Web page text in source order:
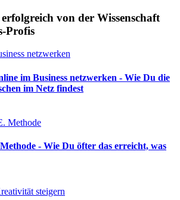
von der Wissenschaft
Profis
im Business netzwerken - Wie Du die
im Netz findest
- Wie Du öfter das erreicht, was